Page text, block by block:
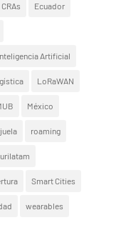
CRAs Ecuador
Artificial
LoRaWAN
México
roaming
Smart Cities
wearables